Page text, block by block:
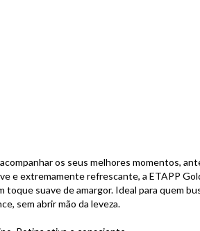
ciclismo e corrida — a ETAPP Session
quem busca intensidade e equilíbrio.
na medida certa, sabor refrescante e
álcool e com baixa caloria, para quem quer